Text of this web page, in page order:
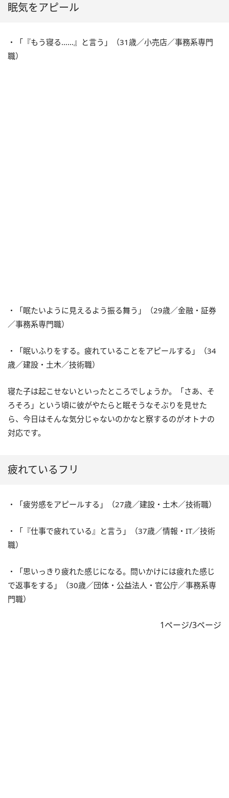
眠気をアピール
・「『もう寝る……』と言う」（31歳／小売店／事務系専門
職）
・「眠たいように見えるよう振る舞う」（29歳／金融・証券
／事務系専門職）
・「眠いふりをする。疲れていることをアピールする」（34
歳／建設・土木／技術職）
寝た子は起こせないといったところでしょうか。「さあ、そ
ろそろ」という頃に彼がやたらと眠そうなそぶりを見せた
ら、今日はそんな気分じゃないのかなと察するのがオトナの
対応です。
疲れているフリ
・「疲労感をアピールする」（27歳／建設・土木／技術職）
・「『仕事で疲れている』と言う」（37歳／情報・IT／技術
職）
・「思いっきり疲れた感じになる。問いかけには疲れた感じ
で返事をする」（30歳／団体・公益法人・官公庁／事務系専
門職）
1ページ/3ページ